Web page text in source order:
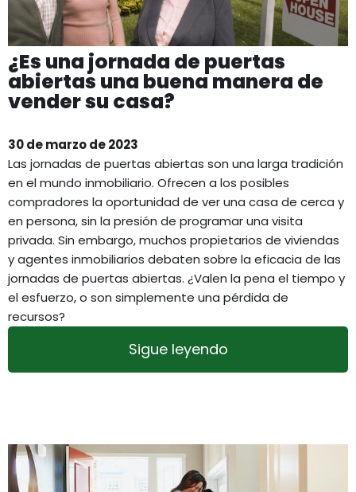
¿Es una jornada de puertas
abiertas una buena manera de
vender su casa?
30 de marzo de 2023
Las jornadas de puertas abiertas son una larga tradición
en el mundo inmobiliario. Ofrecen a los posibles
compradores la oportunidad de ver una casa de cerca y
en persona, sin la presión de programar una visita
privada. Sin embargo, muchos propietarios de viviendas
y agentes inmobiliarios debaten sobre la eficacia de las
jornadas de puertas abiertas. ¿Valen la pena el tiempo y
el esfuerzo, o son simplemente una pérdida de
recursos?
Sigue leyendo